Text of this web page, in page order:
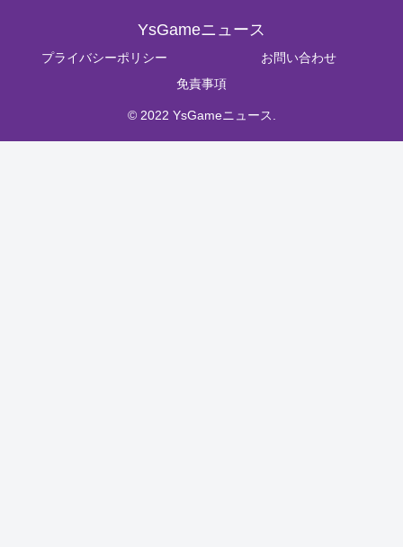
YsGameニュース
プライバシーポリシー
お問い合わせ
免責事項
© 2022 YsGameニュース.